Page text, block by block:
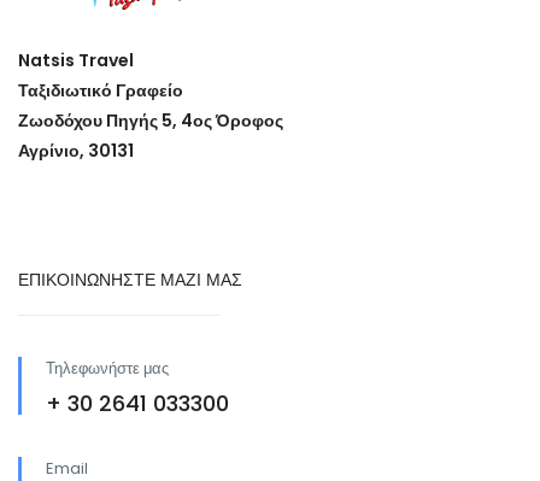
Natsis Travel
Ταξιδιωτικό Γραφείο
Ζωοδόχου Πηγής 5, 4ος Όροφος
Αγρίνιο, 30131
ΕΠΙΚΟΙΝΩΝΗΣΤΕ ΜΑΖΙ ΜΑΣ
Τηλεφωνήστε μας
+ 30 2641 033300
Email